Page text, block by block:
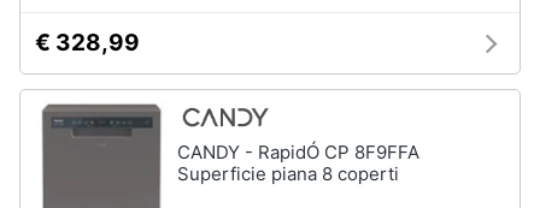
€ 328,99
CANDY - RapidÓ CP 8F9FFA
Superficie piana 8 coperti